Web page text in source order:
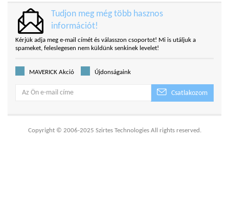
Tudjon meg még több hasznos
információt!
Kérjük adja meg e-mail címét és válasszon csoportot! Mi is utáljuk a
spameket, feleslegesen nem küldünk senkinek levelet!
MAVERICK Akció Újdonságaink
Csatlakozom
Copyright © 2006-2025 Szirtes Technologies All rights reserved.